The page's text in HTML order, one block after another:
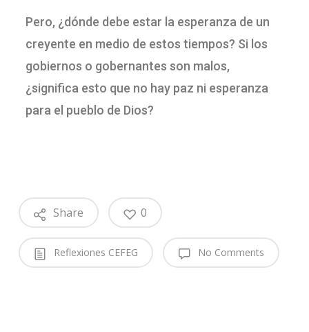
Pero, ¿dónde debe estar la esperanza de un
creyente en medio de estos tiempos? Si los
gobiernos o gobernantes son malos,
¿significa esto que no hay paz ni esperanza
para el pueblo de Dios?
Share 0
Reflexiones CEFEG No Comments